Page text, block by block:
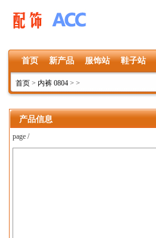
首页 新产品 服饰站 鞋子站
首页 > 内裤 0804 > >
产品信息
page /